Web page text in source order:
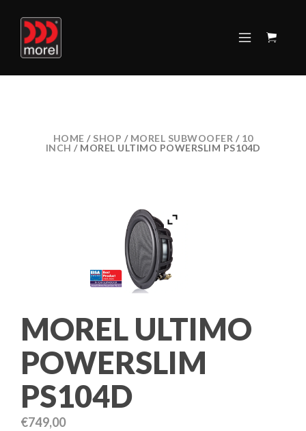
HOME / SHOP / MOREL SUBWOOFER / 10
INCH / MOREL ULTIMO POWERSLIM PS104D
MOREL ULTIMO
POWERSLIM
PS104D
€749,00